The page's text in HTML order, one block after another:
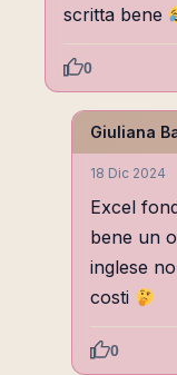
scritta bene
0
Giuliana
18 Dic 2024
Excel
bene un
inglese
costi
0